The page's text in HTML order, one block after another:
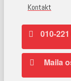
Kontakt
010-
Maila